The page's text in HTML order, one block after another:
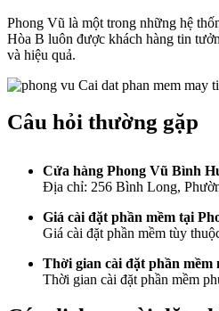
Phong Vũ là một trong những hệ
Hòa B luôn được khách hàng tin
và hiệu quả.
Câu hỏi thường gặp
Cửa hàng Phong Vũ Bình
Địa chỉ: 256 Bình Long,
Giá cài đặt phần mềm tại
Giá cài đặt phần mềm tùy
Thời gian cài đặt phần mềm
Thời gian cài đặt phần mềm